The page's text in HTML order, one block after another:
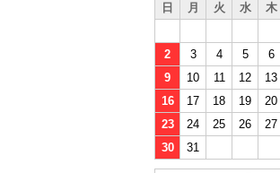
日
月 火 水 木
2
3 4 5 6
9
10 11 12 13
16
17 18 19 20
23
24 25 26 27
30
31